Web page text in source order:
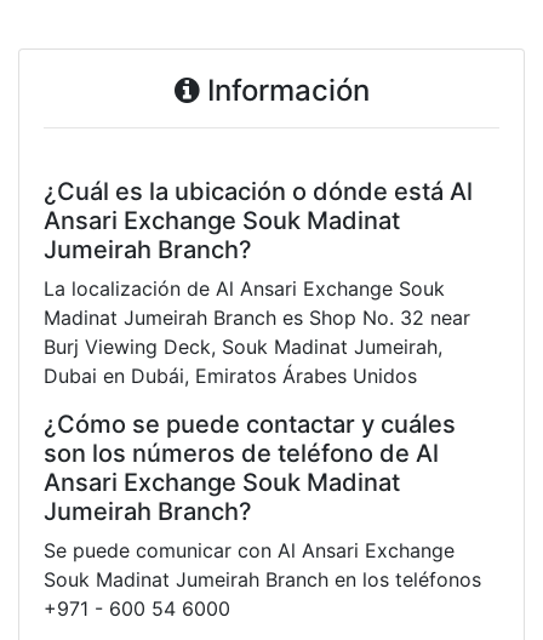
Información
¿Cuál es la ubicación o dónde está Al
Ansari Exchange Souk Madinat
Jumeirah Branch?
La localización de Al Ansari Exchange Souk
Madinat Jumeirah Branch es Shop No. 32 near
Burj Viewing Deck, Souk Madinat Jumeirah,
Dubai en Dubái, Emiratos Árabes Unidos
¿Cómo se puede contactar y cuáles
son los números de teléfono de Al
Ansari Exchange Souk Madinat
Jumeirah Branch?
Se puede comunicar con Al Ansari Exchange
Souk Madinat Jumeirah Branch en los teléfonos
+971 - 600 54 6000